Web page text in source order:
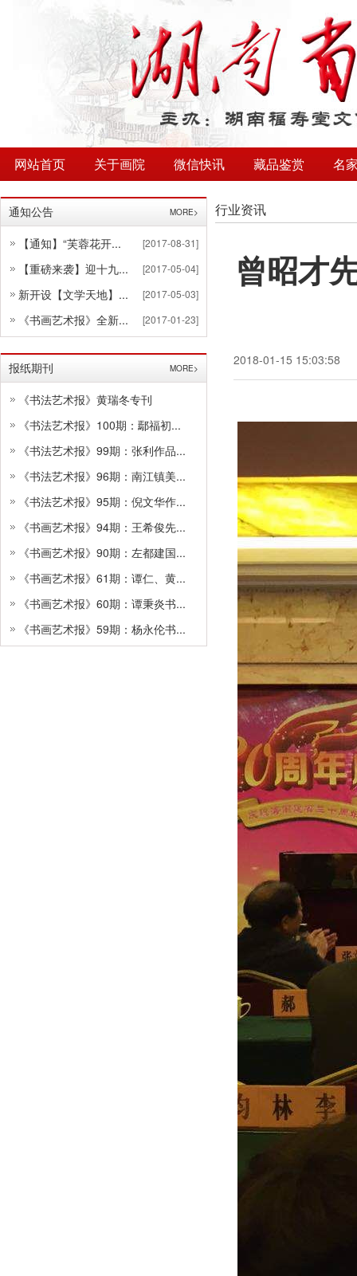
网站首页 关于画院 微信快讯 藏品鉴赏 名
通知公告 MORE>
【通知】“芙蓉花开... [2017-08-31]
【重磅来袭】迎十九... [2017-05-04]
新开设【文学天地】... [2017-05-03]
《书画艺术报》全新... [2017-01-23]
报纸期刊 MORE>
《书法艺术报》黄瑞冬专刊
《书法艺术报》100期：鄢福初...
《书法艺术报》99期：张利作品...
《书法艺术报》96期：南江镇美...
《书法艺术报》95期：倪文华作...
《书画艺术报》94期：王希俊先...
《书画艺术报》90期：左都建国...
《书画艺术报》61期：谭仁、黄...
《书画艺术报》60期：谭秉炎书...
《书画艺术报》59期：杨永伦书...
行业资讯
曾昭才
2018-01-15 15:03:58